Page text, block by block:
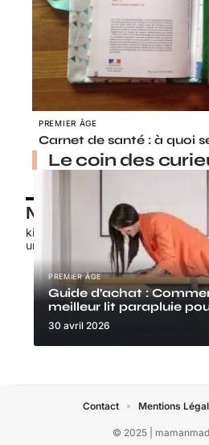
PREMIER ÂGE
Carnet de santé : à quoi
Le coin des
PREMIER ÂGE
Guide d’achat :
meilleur lit parapluie
30 avril 2026
Nos petits chouchous
kids-promo.fr
unbrindefil.fr
© 2025 |
Contact Mentions